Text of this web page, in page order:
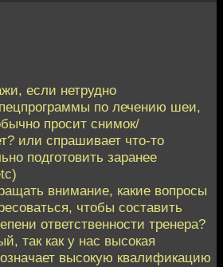
если нетрудно
по лечению шеи,
просит снимок/
или спрашивает что-то
подготовить заранее
внимание, какие вопросы
чтобы составить
ответственности тренера?
так как у нас высокая
высокую квалификацию